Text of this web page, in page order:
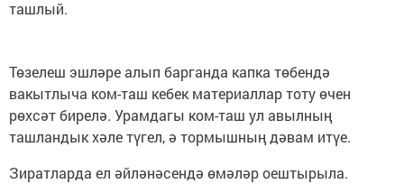
ташлый.
Төзелеш эшләре алып барганда капка төбендә
вакытлыча ком-таш кебек материаллар тоту өчен
рөхсәт бирелә. Урамдагы ком-таш ул авылның
ташландык хәле түгел, ә тормышның дәвам итүе.
Зиратларда ел әйләнәсендә өмәләр оештырыла.